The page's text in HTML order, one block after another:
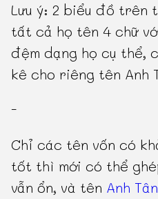
Lưu ý: 2 biểu đồ trên
tất cả họ tên 4 chữ
đệm dạng họ cụ thể,
kê cho riêng tên Anh
-
Chỉ các tên vốn có
tốt thì mới có thể
vẫn ổn, và tên Anh